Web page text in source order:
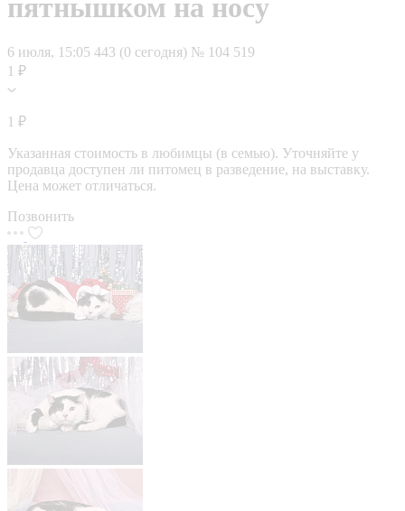
пятнышком на носу
6 июля, 15:05 443 (0 сегодня) № 104 519
1 ₽
1 ₽
Указанная стоимость в любимцы (в семью). Уточняйте у
продавца доступен ли питомец в разведение, на выставку.
Цена может отличаться.
Позвонить